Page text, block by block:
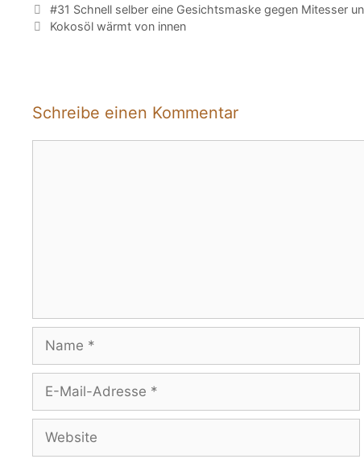
#31 Schnell selber eine Gesichtsmaske gegen Mitesser
Kokosöl wärmt von innen
Schreibe einen Kommentar
Mail-
Adresse